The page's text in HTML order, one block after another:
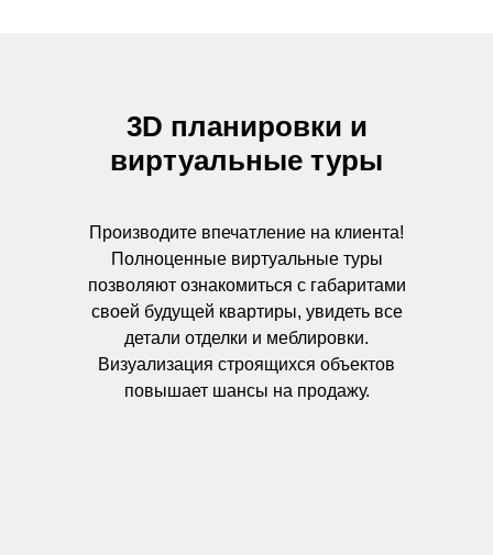
3D планировки и
виртуальные туры
Производите впечатление на клиента!
Полноценные виртуальные туры
позволяют ознакомиться с габаритами
своей будущей квартиры, увидеть все
детали отделки и меблировки.
Визуализация строящихся объектов
повышает шансы на продажу.